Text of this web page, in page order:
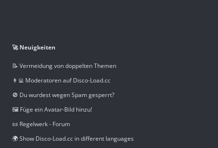
🚀 Neuigkeiten
📝 Vermeidung von doppelten Themen
👨‍💻 Moderatoren auf Disco-Load.cc
🚫 Du wurdest wegen Spam gesperrt?
🖼️ Füge ein Avatar-Bild hinzu!
📜 Regelwerk - Forum
🌍 Show Disco-Load.cc in different languages